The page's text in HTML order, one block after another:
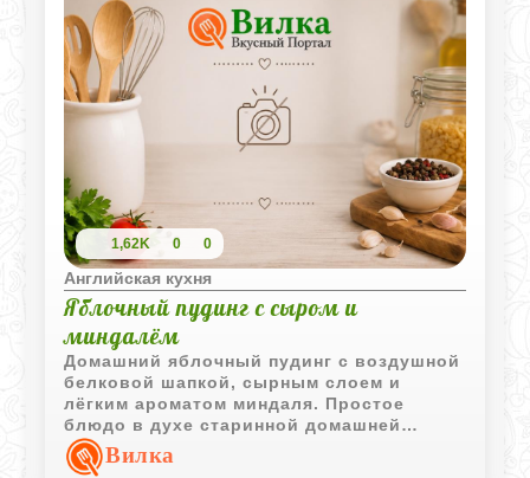
1,62K 0 0
Английская кухня
Яблочный пудинг с сыром и
миндалём
Домашний яблочный пудинг с воздушной
белковой шапкой, сырным слоем и
лёгким ароматом миндаля. Простое
блюдо в духе старинной домашней
кухни, которое особенно хорошо
подавать тёплым.
Вилка